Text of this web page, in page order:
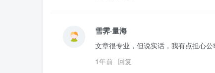
雪霁·量海
文章很专业，但说实话，我有点担心
1年前 回复